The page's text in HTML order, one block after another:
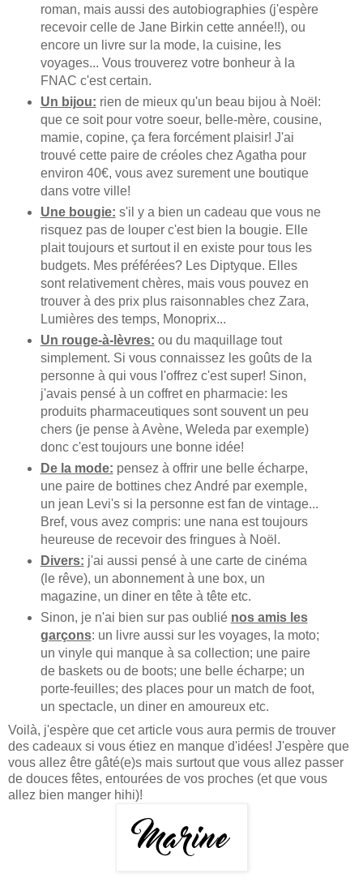
roman, mais aussi des autobiographies (j'espère
recevoir celle de Jane Birkin cette année!!), ou
encore un livre sur la mode, la cuisine, les
voyages... Vous trouverez votre bonheur à la
FNAC c'est certain.
Un bijou: rien de mieux qu'un beau bijou à Noël:
que ce soit pour votre soeur, belle-mère, cousine,
mamie, copine, ça fera forcément plaisir! J'ai
trouvé cette paire de créoles chez Agatha pour
environ 40€, vous avez surement une boutique
dans votre ville!
Une bougie: s'il y a bien un cadeau que vous ne
risquez pas de louper c'est bien la bougie. Elle
plait toujours et surtout il en existe pour tous les
budgets. Mes préférées? Les Diptyque. Elles
sont relativement chères, mais vous pouvez en
trouver à des prix plus raisonnables chez Zara,
Lumières des temps, Monoprix...
Un rouge-à-lèvres: ou du maquillage tout
simplement. Si vous connaissez les goûts de la
personne à qui vous l'offrez c'est super! Sinon,
j'avais pensé à un coffret en pharmacie: les
produits pharmaceutiques sont souvent un peu
chers (je pense à Avène, Weleda par exemple)
donc c'est toujours une bonne idée!
De la mode: pensez à offrir une belle écharpe,
une paire de bottines chez André par exemple,
un jean Levi's si la personne est fan de vintage...
Bref, vous avez compris: une nana est toujours
heureuse de recevoir des fringues à Noël.
Divers: j'ai aussi pensé à une carte de cinéma
(le rêve), un abonnement à une box, un
magazine, un diner en tête à tête etc.
Sinon, je n'ai bien sur pas oublié nos amis les
garçons: un livre aussi sur les voyages, la moto;
un vinyle qui manque à sa collection; une paire
de baskets ou de boots; une belle écharpe; un
porte-feuilles; des places pour un match de foot,
un spectacle, un diner en amoureux etc.
Voilà, j'espère que cet article vous aura permis de trouver
des cadeaux si vous étiez en manque d'idées! J'espère que
vous allez être gâté(e)s mais surtout que vous allez passer
de douces fêtes, entourées de vos proches (et que vous
allez bien manger hihi)!